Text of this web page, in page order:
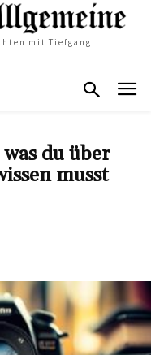
mit Tiefgang
du über
musst